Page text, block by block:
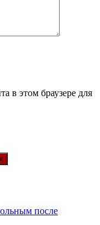
в этом браузере для
после